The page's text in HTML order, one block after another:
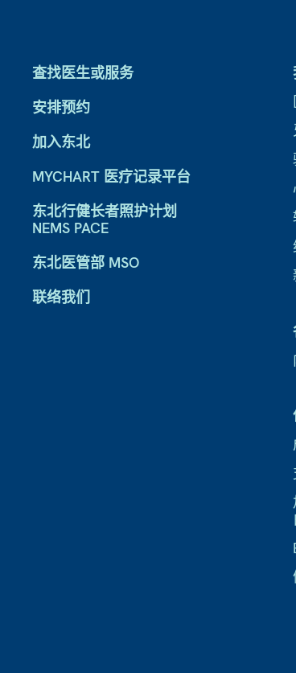
查找医生或服务
安排预约
加入东北
MYCHART 医疗记录平台
东北行健长者照护计划
NEMS PACE
东北医管部 MSO
联络我们